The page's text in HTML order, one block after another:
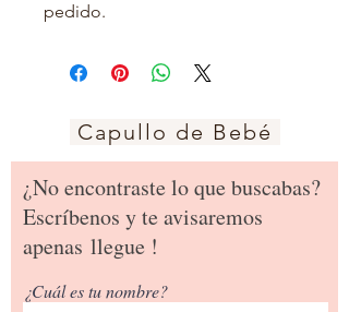
pedido.
Capullo de Bebé
¿No encontraste lo que buscabas?
Escríbenos y te avisaremos
apenas llegue !
¿Cuál es tu nombre?